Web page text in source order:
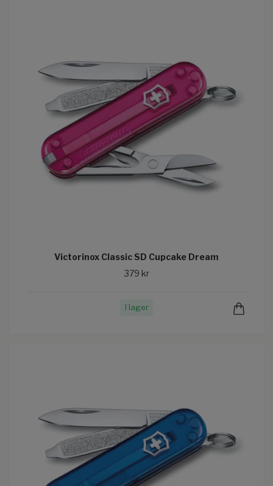
Victorinox Classic SD Cupcake Dream
379 kr
I lager